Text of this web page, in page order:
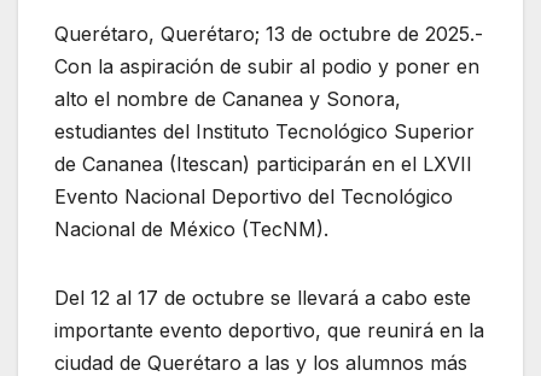
Querétaro, Querétaro; 13 de octubre de 2025.-
Con la aspiración de subir al podio y poner en
alto el nombre de Cananea y Sonora,
estudiantes del Instituto Tecnológico Superior
de Cananea (Itescan) participarán en el LXVII
Evento Nacional Deportivo del Tecnológico
Nacional de México (TecNM).
Del 12 al 17 de octubre se llevará a cabo este
importante evento deportivo, que reunirá en la
ciudad de Querétaro a las y los alumnos más